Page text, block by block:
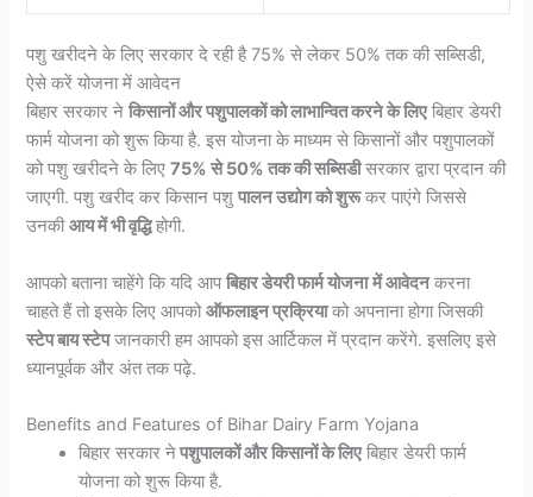
पशु खरीदने के लिए सरकार दे रही है 75% से लेकर 50% तक की सब्सिडी,
ऐसे करें योजना में आवेदन
बिहार सरकार नेकिसानों और पशुपालकों को लाभान्वित करने के लिएबिहार डेयरी
फार्म योजना को शुरू किया है. इस योजना के माध्यम से किसानों और पशुपालकों
को पशु खरीदने के लिए75% से 50% तक की सब्सिडीसरकार द्वारा प्रदान की
जाएगी. पशु खरीद कर किसान पशुपालन उद्योग को शुरूकर पाएंगे जिससे
उनकीआय में भी वृद्धिहोगी.
आपको बताना चाहेंगे कि यदि आपबिहार डेयरी फार्म योजना में आवेदनकरना
चाहते हैं तो इसके लिए आपकोऑफलाइन प्रक्रियाको अपनाना होगा जिसकी
स्टेप बाय स्टेपजानकारी हम आपको इस आर्टिकल में प्रदान करेंगे. इसलिए इसे
ध्यानपूर्वक और अंत तक पढ़े.
Benefits and Features of Bihar Dairy Farm Yojana
बिहार सरकार नेपशुपालकों और किसानों के लिएबिहार डेयरी फार्म
योजना को शुरू किया है.